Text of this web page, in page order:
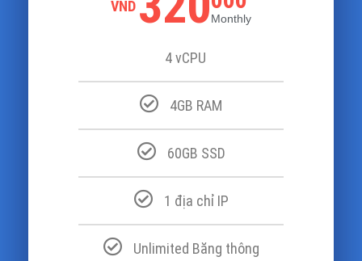
VND
Monthly
4 vCPU
4GB RAM
60GB SSD
1 địa chỉ IP
Unlimited Băng thông